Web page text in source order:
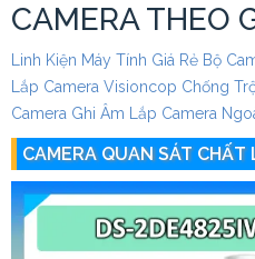
CAMERA THEO
Linh Kiện Máy Tính Giá Rẻ Bộ
Lắp Camera Visioncop Chống
Camera Ghi Âm
Lắp Camera
CAMERA QUAN SÁT CHẤT